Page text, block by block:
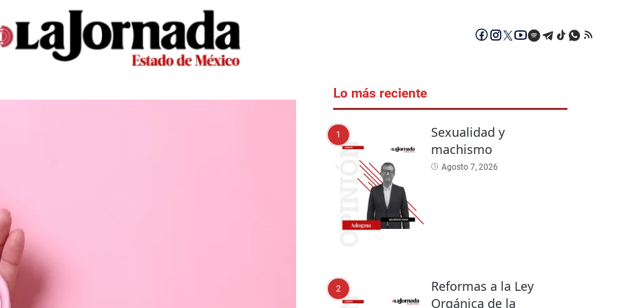
Lo más reciente
1
Sexualidad y
machismo
Agosto 7, 2026
2
Reformas a la Ley
Orgánica de la